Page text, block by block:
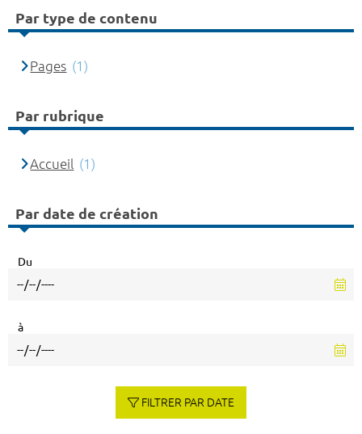
Par type de contenu
Pages (1)
Par rubrique
Accueil (1)
Par date de création
Du
à
FILTRER PAR DATE